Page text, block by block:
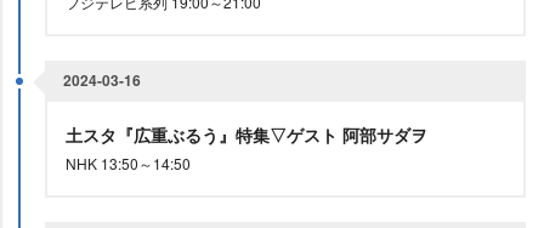
2024-03-16
土スタ『広重ぶるう』特集▽ゲスト 阿部サダヲ
NHK 13:50～14:50